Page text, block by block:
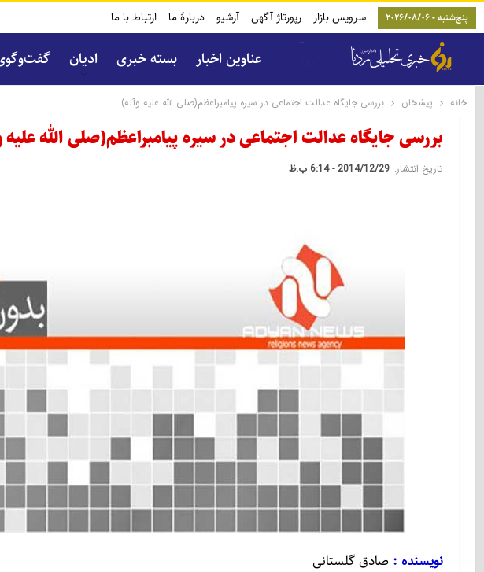
پنج‌شنبه - 2026/08/06 سرویس بازار رپورتاژ آگهی آرشیو دربارۀ ما ارتباط با ما
عناوین اخبار بسته خبری ادیان
خانه پیشخان بررسى جايگاه عدالت اجتماعى در سيره پيامبراعظم(صلى الله عليه وآله)
بررسى جايگاه عدالت اجتماعى در سيره پيامبراعظم(صلى الله عليه
تاریخ انتشار: 2014/12/29 - 6:14 ب.ظ
نویسنده : صادق گلستانى